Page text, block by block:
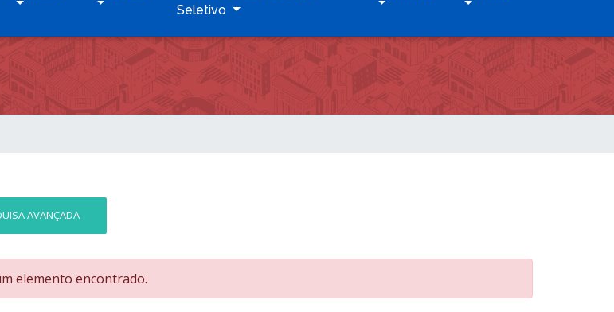
Seletivo
AVANÇADA
elemento encontrado.